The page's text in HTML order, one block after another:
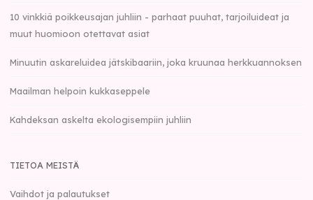
10 vinkkiä poikkeusajan juhliin - parhaat puuhat, tarjoiluideat ja
muut huomioon otettavat asiat
Minuutin askareluidea jätskibaariin, joka kruunaa herkkuannoksen
Maailman helpoin kukkaseppele
Kahdeksan askelta ekologisempiin juhliin
TIETOA MEISTÄ
Vaihdot ja palautukset